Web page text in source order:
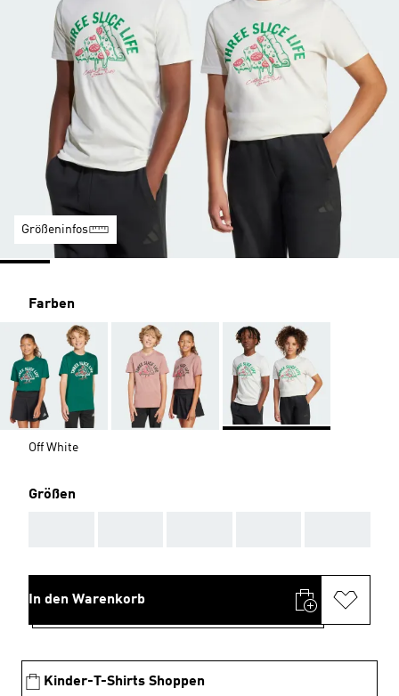
Größeninfos
Farben
Off White
Größen
In den Warenkorb
Kinder-T-Shirts Shoppen